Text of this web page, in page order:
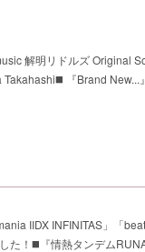
解明リドルズ Original
『Brand
IIDX INFINITAS」「
た！◼️『情熱タンデム